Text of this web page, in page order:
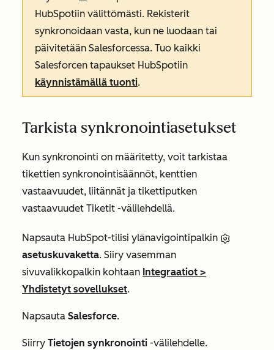
HubSpotiin välittömästi. Rekisterit
synkronoidaan vasta, kun ne luodaan tai
päivitetään Salesforcessa. Tuo kaikki
Salesforcen tapaukset HubSpotiin
käynnistämällä tuonti.
Tarkista synkronointiasetukset
Kun synkronointi on määritetty, voit tarkistaa
tikettien synkronointisäännöt, kenttien
vastaavuudet, liitännät ja tikettiputken
vastaavuudet Tiketit -välilehdellä.
Napsauta HubSpot-tilisi ylänavigointipalkin
asetuskuvaketta. Siiry vasemman
sivuvalikkopalkin kohtaan Integraatiot >
Yhdistetyt sovellukset.
Napsauta Salesforce.
Siirry Tietojen synkronointi -välilehdelle.